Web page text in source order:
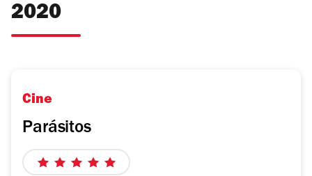
2020
Cine
Parásitos
5